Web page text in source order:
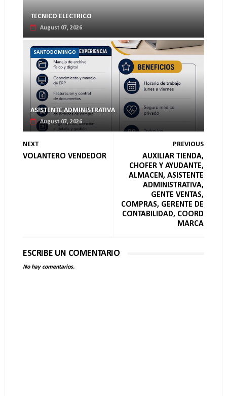
TECNICO ELECTRICO
August 07, 2026
SANTODOMINGO
ASISTENTE ADMINISTRATIVA
August 07, 2026
NEXT
VOLANTERO VENDEDOR
PREVIOUS
AUXILIAR TIENDA,
CHOFER Y AYUDANTE,
ALMACEN, ASISTENTE
ADMINISTRATIVA,
GENTE VENTAS,
COMPRAS, GERENTE DE
CONTABILIDAD, COORD
MARCA
ESCRIBE UN COMENTARIO
No hay comentarios.